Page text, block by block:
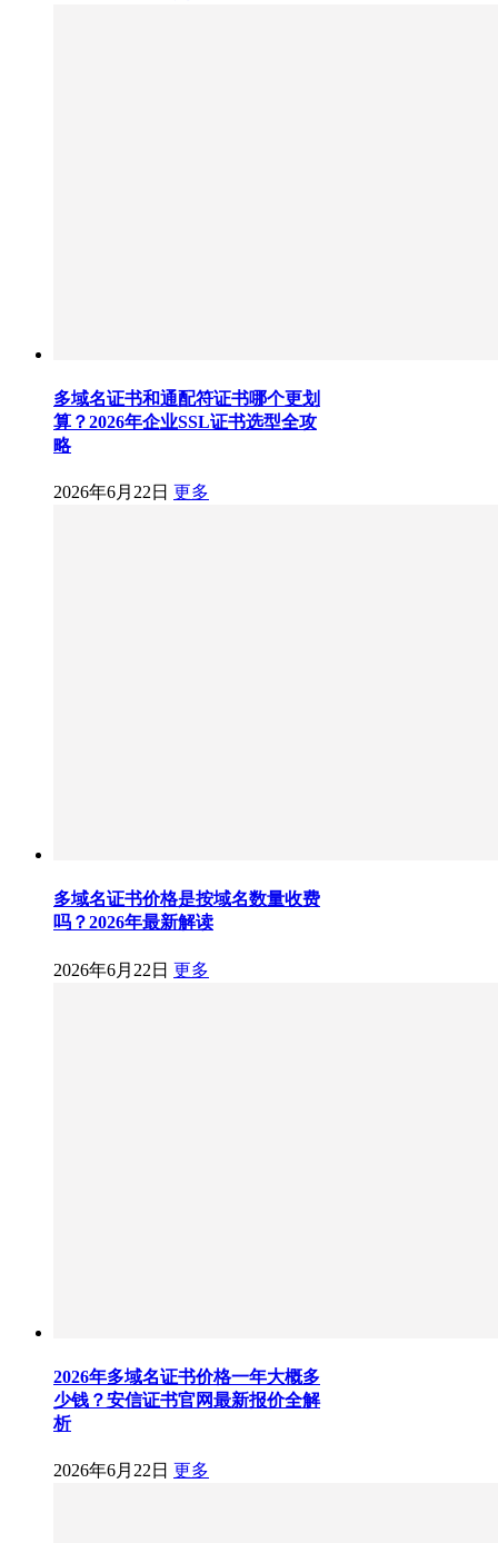
多域名证书和通配符证书哪个更划
算？2026年企业SSL证书选型全攻
略
2026年6月22日 更多
多域名证书价格是按域名数量收费
吗？2026年最新解读
2026年6月22日 更多
2026年多域名证书价格一年大概多
少钱？安信证书官网最新报价全解
析
2026年6月22日 更多